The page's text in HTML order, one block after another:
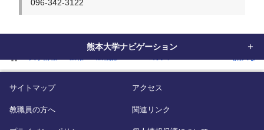
home
096-342-3122
熊本大学ナビゲーション
サイトマップ アクセス
教職員の方へ 関連リンク